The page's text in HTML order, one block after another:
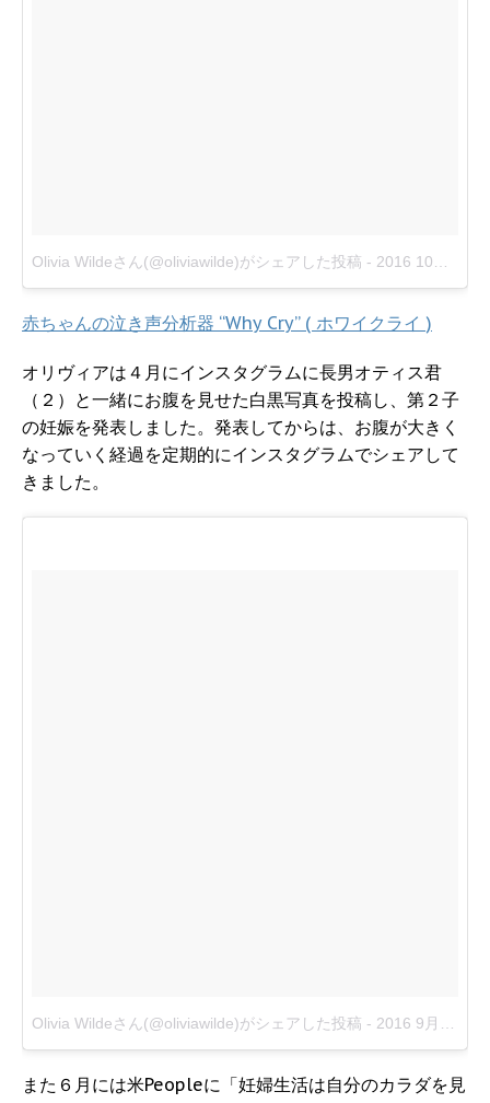
Olivia Wildeさん(@oliviawilde)がシェアした投稿 - 2016 10月 15 12:24午後 PDT
赤ちゃんの泣き声分析器 “Why Cry” ( ホワイクライ )
オリヴィアは４月にインスタグラムに長男オティス君
（２）と一緒にお腹を見せた白黒写真を投稿し、第２子
の妊娠を発表しました。発表してからは、お腹が大きく
なっていく経過を定期的にインスタグラムでシェアして
きました。
Olivia Wildeさん(@oliviawilde)がシェアした投稿 - 2016 9月 29 9:13午後 PDT
また６月には米Peopleに「妊婦生活は自分のカラダを見